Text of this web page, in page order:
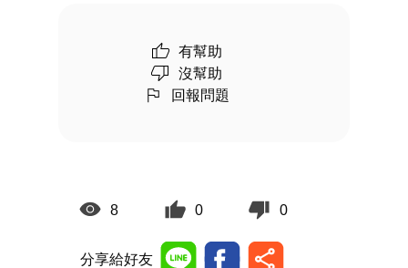
有幫助
沒幫助
回報問題
8 0 0
分享給好友